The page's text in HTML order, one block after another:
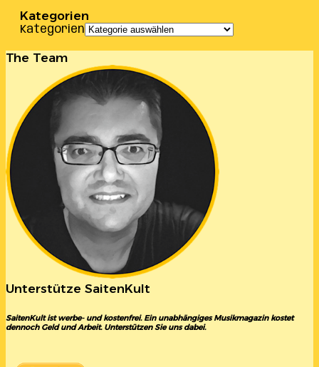
Kategorien
Kategorien
The Team
Unterstütze SaitenKult
SaitenKult ist werbe- und kostenfrei. Ein unabhängiges Musikmagazin kostet
dennoch Geld und Arbeit. Unterstützen Sie uns dabei.